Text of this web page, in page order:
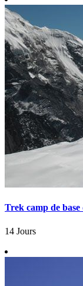
Trek camp de
14 Jours